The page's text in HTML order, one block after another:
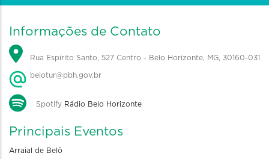
Informações de Contato
Rua Espírito Santo, 527 Centro - Belo Horizonte, MG, 30160-031
belotur@pbh.gov.br
Spotify Rádio Belo Horizonte
Principais Eventos
Arraial de Belô